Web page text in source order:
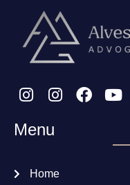
Menu
Home